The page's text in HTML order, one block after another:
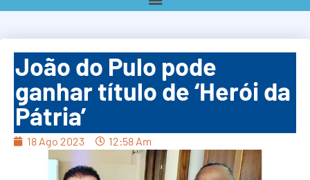
João do Pulo pode
ganhar título de ‘Herói da
Pátria’
18 Ago 2023 12:58 Am